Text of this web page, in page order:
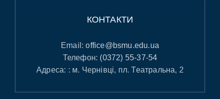
КОНТАКТИ
Email:office@bsmu.edu.ua
Телефон: (0372) 55-37-54
Адреса: : м. Чернівці, пл. Театральна, 2